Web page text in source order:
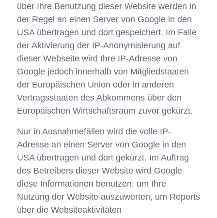
über Ihre Benutzung dieser Website werden in
der Regel an einen Server von Google in den
USA übertragen und dort gespeichert. Im Falle
der Aktivierung der IP-Anonymisierung auf
dieser Webseite wird Ihre IP-Adresse von
Google jedoch innerhalb von Mitgliedstaaten
der Europäischen Union oder in anderen
Vertragsstaaten des Abkommens über den
Europäischen Wirtschaftsraum zuvor gekürzt.
Nur in Ausnahmefällen wird die volle IP-
Adresse an einen Server von Google in den
USA übertragen und dort gekürzt. Im Auftrag
des Betreibers dieser Website wird Google
diese Informationen benutzen, um Ihre
Nutzung der Website auszuwerten, um Reports
über die Websiteaktivitäten